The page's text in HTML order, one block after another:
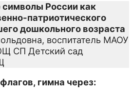
России как
патриотического
дошкольного возраста
воспитатель МАОУ
СП Детский сад
гимна через: